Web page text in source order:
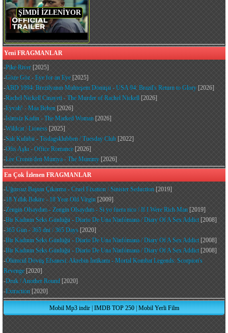
ŞİMDİ İZLENİYOR
Yeni FRAGMANLAR
-Pike River [2025]
-Göze Göz - Eye for an Eye [2025]
-ABD 1994: Brezilyanın Muhteşem Dönüşü - USA 94: Brazil's Return to Glory [2026]
-Rachel Nickell Cinayeti - The Murder of Rachel Nickell [2026]
-Eyvah! - Maa Behen [2026]
-İsimsiz Kadın - The Marked Woman [2026]
-Wildcat / Lioness [2025]
-Salı Kulübü - Tisdagsklubben / Tuesday Club [2022]
-Ofis Aşkı - Office Romance [2026]
-Lee Cronin'den Mumya - The Mummy [2026]
En Çok İzlenen FRAGMANLAR
-Uğursuz Baştan Çıkarma - Cruel Fixation / Sinister Seduction [2019]
-18 Yıllık Bakire - 18 Year Old Virgin [2009]
-Zengin Olsaydım - Zengin Olsaydım - Si yo fuera rico / If I Were Rich Man [2019]
-Bir Kadının Seks Günlüğü - Diario De Una Ninfómana / Diary Of A Sex Addict[2008]
-365 Gün - 365 dni / 365 Days [2020]
-Bir Kadının Seks Günlüğü - Diario De Una Ninfómana / Diary Of A Sex Addict[2008]
-Bir Kadının Seks Günlüğü - Diario De Una Ninfómana / Diary Of A Sex Addict[2008]
-Ölümcül Dövüş Efsanesi: Akrebin İntikamı - Mortal Kombat Legends: Scorpion's
Revenge [2020]
-Druk / Another Round [2020]
-Extraction [2020]
Mobil Mp3 indir| IMDB TOP 250| Mobil Yerli Film